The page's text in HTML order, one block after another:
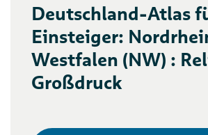
Deutschland-Atlas
Einsteiger:
Westfalen (NW) :
Großdruck